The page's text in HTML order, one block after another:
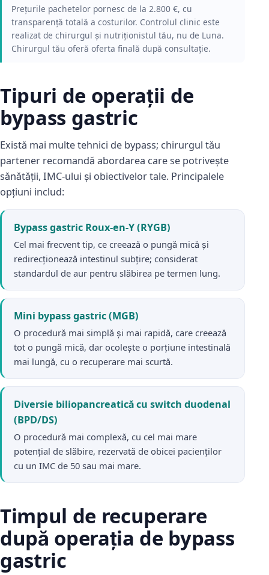
Prețurile pachetelor pornesc de la 2.800 €, cu
transparență totală a costurilor. Controlul clinic este
realizat de chirurgul și nutriționistul tău, nu de Luna.
Chirurgul tău oferă oferta finală după consultație.
Tipuri de operații de
bypass gastric
Există mai multe tehnici de bypass; chirurgul tău
partener recomandă abordarea care se potrivește
sănătății, IMC-ului și obiectivelor tale. Principalele
opțiuni includ:
Bypass gastric Roux-en-Y (RYGB)
Cel mai frecvent tip, ce creează o pungă mică și
redirecționează intestinul subțire; considerat
standardul de aur pentru slăbirea pe termen lung.
Mini bypass gastric (MGB)
O procedură mai simplă și mai rapidă, care creează
tot o pungă mică, dar ocolește o porțiune intestinală
mai lungă, cu o recuperare mai scurtă.
Diversie biliopancreatică cu switch duodenal
(BPD/DS)
O procedură mai complexă, cu cel mai mare
potențial de slăbire, rezervată de obicei pacienților
cu un IMC de 50 sau mai mare.
Timpul de recuperare
după operația de bypass
gastric